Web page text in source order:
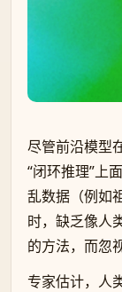
尽管前沿模型
“闭环推理”上
乱数据（例如
时，缺乏像人
的方法，而忽
专家估计，人